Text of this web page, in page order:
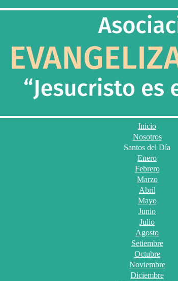
Inicio
Nosotros
Santos del Día
Enero
Febrero
Marzo
Abril
Mayo
Junio
Julio
Agosto
Setiembre
Octubre
Noviembre
Diciembre